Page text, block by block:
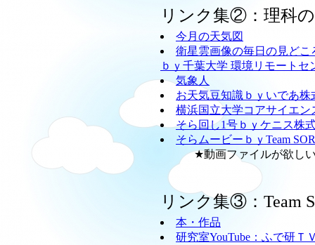
リンク集②：理科
今月の天気図
衛星雲画像の毎日の見どこ
ｂｙ千葉大学 環境リモート
気象人
お天気豆知識ｂｙいであ株
横浜国立大学コアサイエン
そら回し1号ｂｙケニス株
そらムービーｂｙTeam
★動画ファイルが欲しい
リンク集③：Team
本・作品
研究室YouTube：ふで研Ｔ